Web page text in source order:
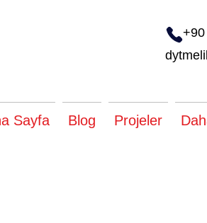
+90
Sayfa Blog Projeler